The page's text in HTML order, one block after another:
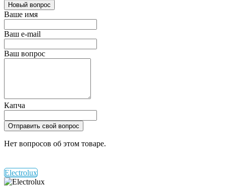
Новый вопрос
Ваше имя
Ваш e-mail
Ваш вопрос
Капча
Отправить свой вопрос
Нет вопросов об этом товаре.
Electrolux